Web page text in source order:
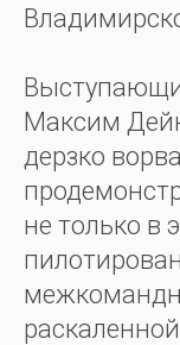
Максим
дерзко
не только в